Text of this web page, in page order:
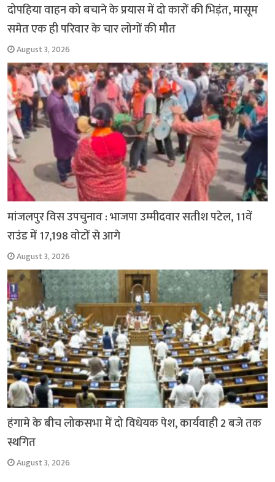
दोपहिया वाहन को बचाने के प्रयास में दो कारों की भिड़ंत, मासूम
समेत एक ही परिवार के चार लोगों की मौत
August 3, 2026
मांजलपुर विस उपचुनाव : भाजपा उम्मीदवार सतीश पटेल, 11वें
राउंड में 17,198 वोटों से आगे
August 3, 2026
हंगामे के बीच लोकसभा में दो विधेयक पेश, कार्यवाही 2 बजे तक
स्थगित
August 3, 2026